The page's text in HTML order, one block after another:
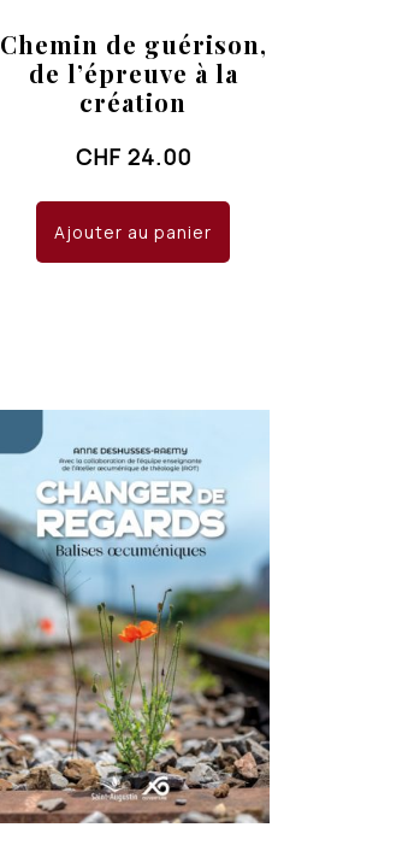
Chemin de guérison,
de l’épreuve à la
création
CHF 24.00
Ajouter au panier